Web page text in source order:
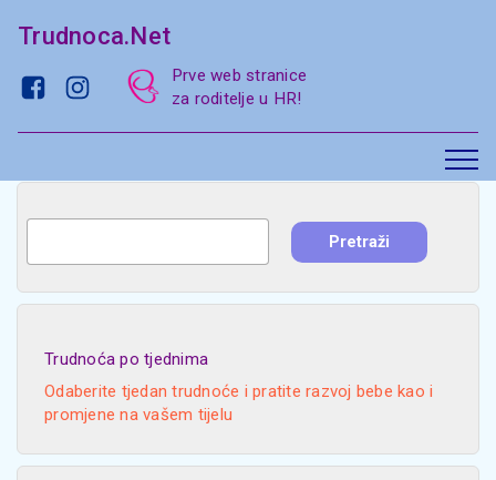
Trudnoca.Net
Prve web stranice
za roditelje u HR!
Trudnoća po tjednima
Odaberite tjedan trudnoće i pratite razvoj bebe kao i
promjene na vašem tijelu